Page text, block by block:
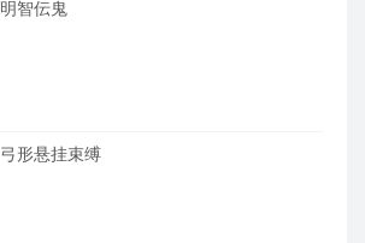
明智伝鬼
弓形悬挂束缚